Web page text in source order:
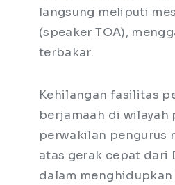
langsung meliputi
(speaker TOA),
terbakar.
Kehilangan fasilitas
berjamaah di wilayah
perwakilan pengurus
atas gerak cepat dari
dalam